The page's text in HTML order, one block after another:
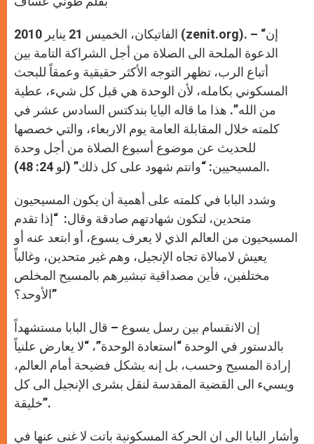
p e k
الفاتيكان، الخميس 21 يناير 2010 (zenit.org). – “إن
الدعوة الملحة الى الصلاة من أجل الشراكة التامة بين
أتباع الرب، تظهر التوجه الأكثر حقيقية وعمقاً للبحث
المسكوني بكامله، لأن الوحدة هي قبل كل شيء، عطية
من الله”. هذا ما قاله اليايا بندكتس السادس عشر في
كلمته خلال المقابلة العامة يوم الاربعاء، والتي خصصها
للحديث عن موضوع أسبوع الصلاة من أجل وحدة
المسيحيين: “وانتم شهود على كل ذلك” (لو 24: 48).
وشدد البابا في كلمته على أهمية أن يكون المسيحيون
متحدين، لتكون شهادتهم صادقة وقال: “إذا تقدم
المسيحيون من العالم الذي لا يعرف يسوع، أو ابتعد عنه أو
يعيش لامبالاة تجاه الإنجيل، وهم غير متحدين، وغالباً
مختلفين، فأين مصداقية تبشيرهم بالمسيح المخلص
الأوحد؟”
إن الانقسام بين رسل يسوع – قال البابا مستشهداً
بالدستور في الوحدة “استعادة الوحدة”، “لا يعارض علنياً
إرادة المسيح وحسب، بل إنه يشكل فضيحة أمام العالم،
ويسيء الى القضية المقدسة لنقل بشرى الإنجيل الى كل
خليقة”.
وأشار البابا الى ان الحركة المسكونية باتت لا غنى عنها في